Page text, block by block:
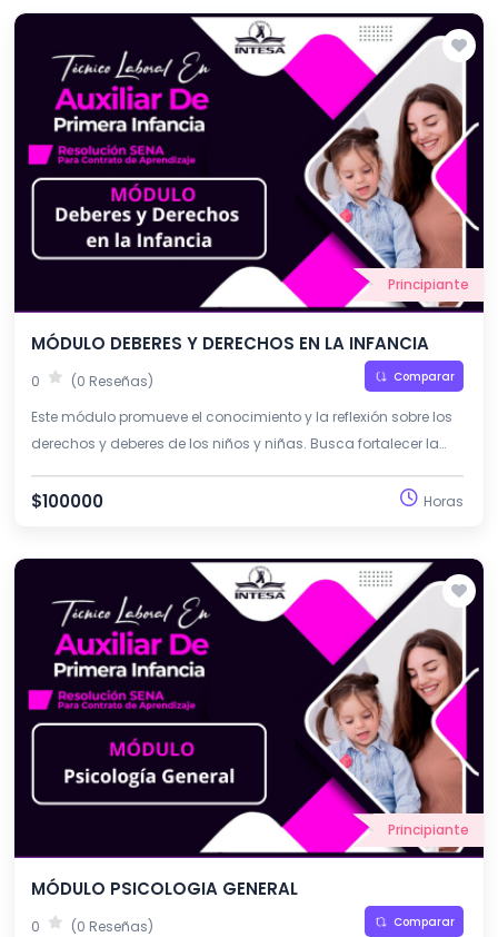
Principiante
MÓDULO DEBERES Y DERECHOS EN LA INFANCIA
0 (0 Reseñas) Comparar
Este módulo promueve el conocimiento y la reflexión sobre los
derechos y deberes de los niños y niñas. Busca fortalecer la
infancia.
$100000 Horas
Principiante
MÓDULO PSICOLOGIA GENERAL
0 (0 Reseñas) Comparar